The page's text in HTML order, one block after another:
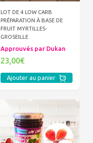
LOT DE 4 LOW CARB
PRÉPARATION À BASE DE
FRUIT MYRTILLES-
GROSEILLE
Approuvés par Dukan
23,00€
Ajouter au panier